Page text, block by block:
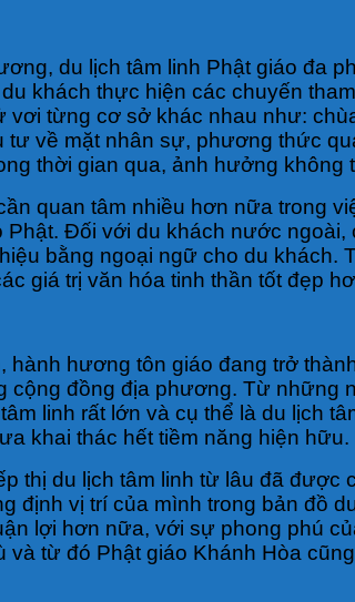
du lịch tâm linh Phật giáo đa
khách thực hiện các chuyến
từng cơ sở khác nhau như:
tư về mặt nhân sự, phương thức
thời gian qua, ảnh hưởng
quan tâm nhiều hơn nữa trong
Đối với du khách nước
bằng ngoại ngữ cho du
giá trị văn hóa tinh thần tốt đẹp
hành hương tôn giáo đang trở
cộng đồng địa phương. Từ những
linh rất lớn và cụ thể là du lịch
khai thác hết tiềm năng hiện hữu.
thị du lịch tâm linh từ lâu đã
định vị trí của mình trong bản đồ
lợi hơn nữa, với sự phong phú
và từ đó Phật giáo Khánh Hòa